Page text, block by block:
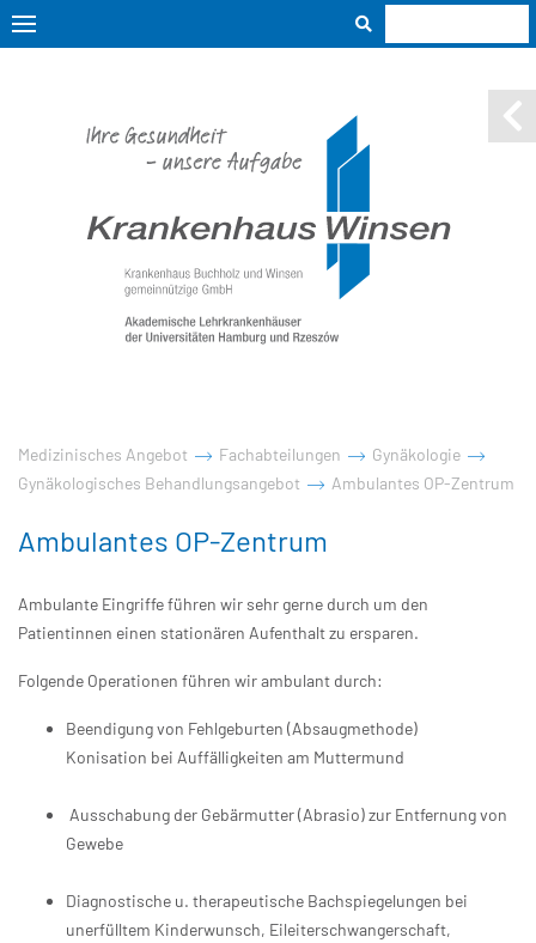
Medizinisches Angebot Fachabteilungen
Gynäkologie
Gynäkologisches Behandlungsangebot
Ambulantes OP-Zentrum
Ambulantes OP-Zentrum
Ambulante Eingriffe führen wir sehr gerne durch um den
Patientinnen einen stationären Aufenthalt zu ersparen.
Folgende Operationen führen wir ambulant durch:
Beendigung von Fehlgeburten (Absaugmethode)
Konisation bei Auffälligkeiten am Muttermund
Ausschabung der Gebärmutter (Abrasio) zur Entfernung von
Gewebe
Diagnostische u. therapeutische Bachspiegelungen bei
unerfülltem Kinderwunsch, Eileiterschwangerschaft,